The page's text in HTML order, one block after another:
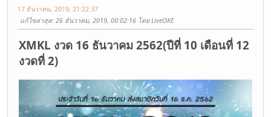
17 ธันวาคม, 2019, 21:22:37
แก้ไขล่าสุด: 26 ธันวาคม, 2019, 00:02:16 โดย LiveOKE
XMKL งวด 16 ธันวาคม 2562(ปีที่ 10 เดือนที่ 12
งวดที่ 2)